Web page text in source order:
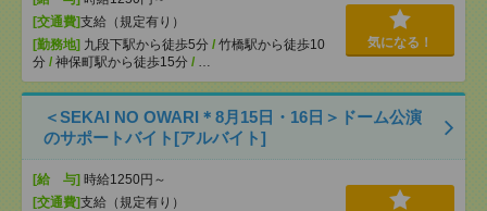
[交通費]支給（規定有り）
[勤務地] 九段下駅から徒歩5分 / 竹橋駅から徒歩10
分 / 神保町駅から徒歩15分 /
気になる！
＜SEKAI NO OWARI＊8月15日・16日＞ドーム公演
のサポートバイト[アルバイト]
[給 与] 時給1250円～
[交通費]支給（規定有り）